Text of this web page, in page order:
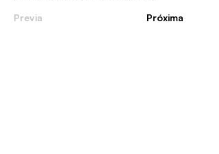
Previa Próxima